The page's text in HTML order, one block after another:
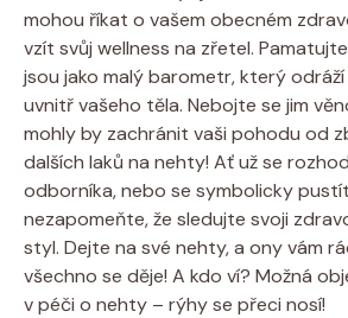
mohou říkat o vašem obecném
vzít svůj wellness na zřetel.
jsou jako malý barometr, který
uvnitř vašeho těla. Nebojte se jim
mohly by zachránit vaši pohodu od
dalších laků na nehty! Ať už se
odborníka, nebo se symbolicky
nezapomeňte, že sledujte svoji
styl. Dejte na své nehty, a ony vám
všechno se děje! A kdo ví? Možná
v péči o nehty – rýhy se přeci nosí!